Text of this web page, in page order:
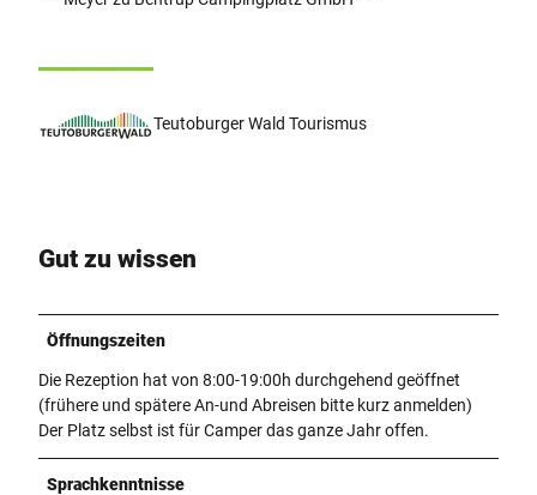
Teutoburger Wald Tourismus
Gut zu wissen
Öffnungszeiten
Die Rezeption hat von 8:00-19:00h durchgehend geöffnet
(frühere und spätere An-und Abreisen bitte kurz anmelden)
Der Platz selbst ist für Camper das ganze Jahr offen.
Sprachkenntnisse